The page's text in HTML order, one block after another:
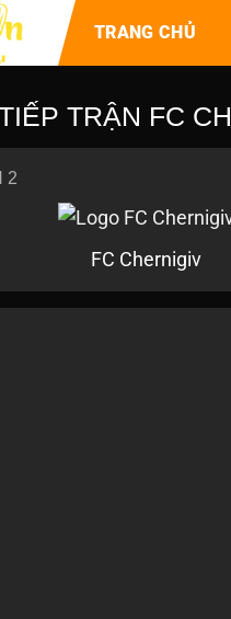
TRANG CHỦ
TRẬN FC
2
FC Chernigiv